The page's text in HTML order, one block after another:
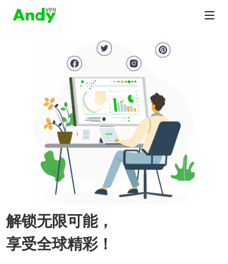
解锁无限可能，
享受全球精彩！